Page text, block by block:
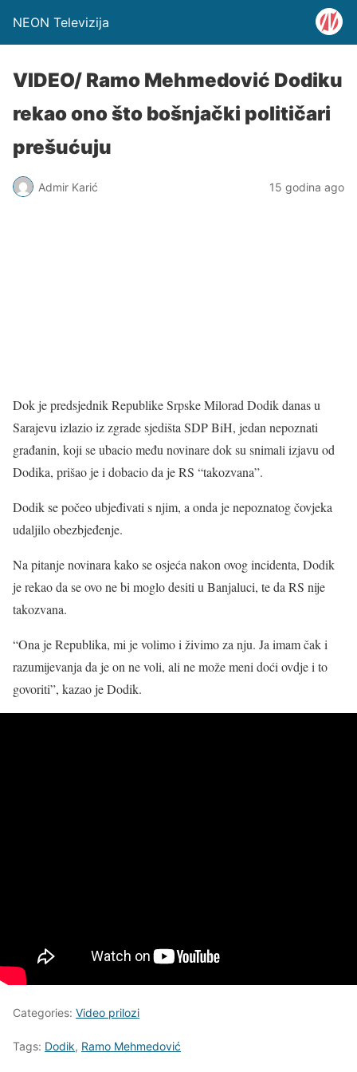
NEON Televizija
VIDEO/ Ramo Mehmedović Dodiku
rekao ono što bošnjački političari
prešućuju
Admir Karić 15 godina ago
Dok je predsjednik Republike Srpske Milorad Dodik danas u
Sarajevu izlazio iz zgrade sjedišta SDP BiH, jedan nepoznati
građanin, koji se ubacio među novinare dok su snimali izjavu od
Dodika, prišao je i dobacio da je RS “takozvana”.
Dodik se počeo ubjeđivati s njim, a onda je nepoznatog čovjeka
udaljilo obezbjeđenje.
Na pitanje novinara kako se osjeća nakon ovog incidenta, Dodik
je rekao da se ovo ne bi moglo desiti u Banjaluci, te da RS nije
takozvana.
“Ona je Republika, mi je volimo i živimo za nju. Ja imam čak i
razumijevanja da je on ne voli, ali ne može meni doći ovdje i to
govoriti”, kazao je Dodik.
Categories: Video prilozi
Tags: Dodik, Ramo Mehmedović